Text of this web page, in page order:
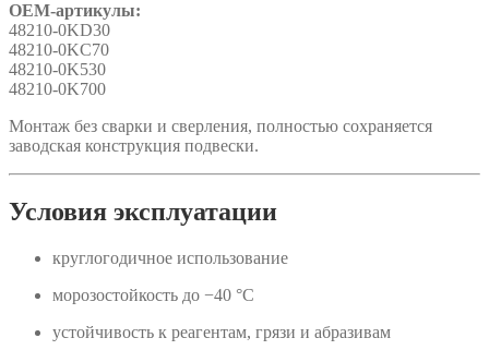
OEM-артикулы:
48210-0KD30
48210-0KC70
48210-0K530
48210-0K700
Монтаж без сварки и сверления, полностью сохраняется
заводская конструкция подвески.
Условия эксплуатации
круглогодичное использование
морозостойкость до −40 °C
устойчивость к реагентам, грязи и абразивам